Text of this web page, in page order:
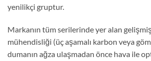
yenilikçi gruptur.
Markanın tüm serilerinde yer alan
mühendisliği (üç aşamalı karbon veya
dumanın ağza ulaşmadan önce hava ile